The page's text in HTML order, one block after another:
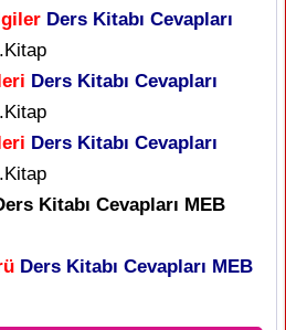
Ders Kitabı Cevapları
Ders Kitabı Cevapları
Ders Kitabı Cevapları
Kitabı Cevapları MEB
Ders Kitabı Cevapları MEB